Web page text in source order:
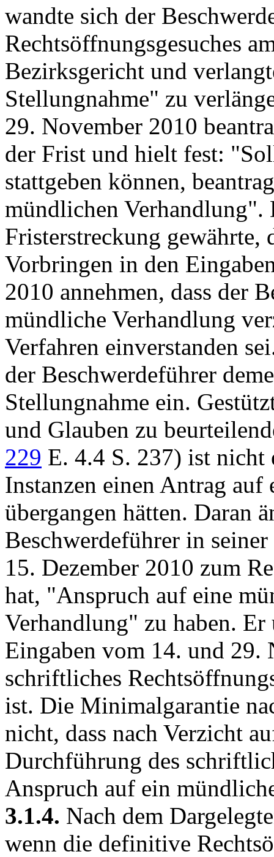
wandte sich der
Rechtsöffnungsgesuches
Bezirksgericht und
Stellungnahme" zu
29. November 2010
der Frist und hielt fest:
stattgeben können,
mündlichen Verhandlung".
Fristerstreckung gewährte,
Vorbringen in den
2010 annehmen, dass der
mündliche Verhandlung
Verfahren einverstanden
der Beschwerdeführer
Stellungnahme ein.
und Glauben zu
229 E. 4.4 S. 237) ist nicht
Instanzen einen Antrag
übergangen hätten. Daran
Beschwerdeführer in
15. Dezember 2010 zum
hat, "Anspruch auf eine
Verhandlung" zu haben.
Eingaben vom 14. und 29.
schriftliches
ist. Die Minimalgarantie
nicht, dass nach Verzicht
Durchführung des
Anspruch auf ein
3.1.4. Nach dem
wenn die definitive